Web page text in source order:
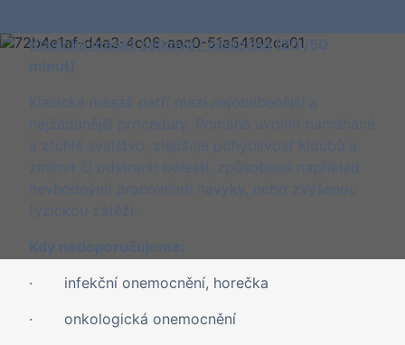
Klasická masáž celková / částečná(20 /50
· infekční onemocnění, horečka
· onkologická onemocnění